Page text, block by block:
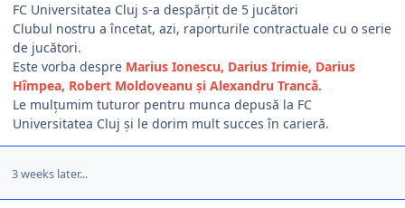
FC Universitatea Cluj s-a despărțit de 5 jucători
Clubul nostru a încetat, azi, raporturile contractuale cu o serie
de jucători.
Este vorba despre Marius Ionescu, Darius Irimie, Darius
Hîmpea, Robert Moldoveanu și Alexandru Trancă.
Le mulțumim tuturor pentru munca depusă la FC
Universitatea Cluj și le dorim mult succes în carieră.
3 weeks later...